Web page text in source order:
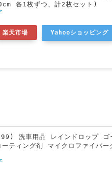
各1枚ずつ、計2枚セット)
楽天市場 Yahooショッピング
洗車用品 レインドロップ ゴ
ティング剤 マイクロファイバー